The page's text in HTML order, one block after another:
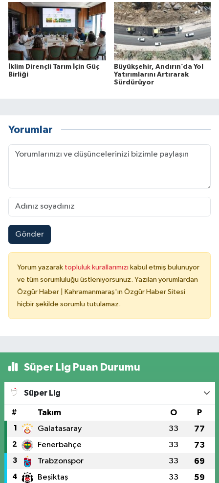
İklim Dirençli Tarım İçin Güç
Birliği
Büyükşehir, Andırın’da Yol
Yatırımlarını Artırarak
Sürdürüyor
Yorumlar
Gönder
Yorum yazarak topluluk kurallarımızı kabul etmiş bulunuyor
ve tüm sorumluluğu üstleniyorsunuz. Yazılan yorumlardan
Özgür Haber | Kahramanmaraş'ın Özgür Haber Sitesi
hiçbir şekilde sorumlu tutulamaz.
Süper Lig Puan Durumu
Süper Lig
# Takım O P
1 Galatasaray 33 77
2 Fenerbahçe 33 73
3 Trabzonspor 33 69
4 Beşiktaş 33 59